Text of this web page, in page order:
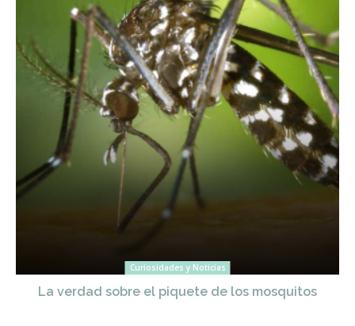
Curiosidades y Noticias
La verdad sobre el piquete de los mosquitos